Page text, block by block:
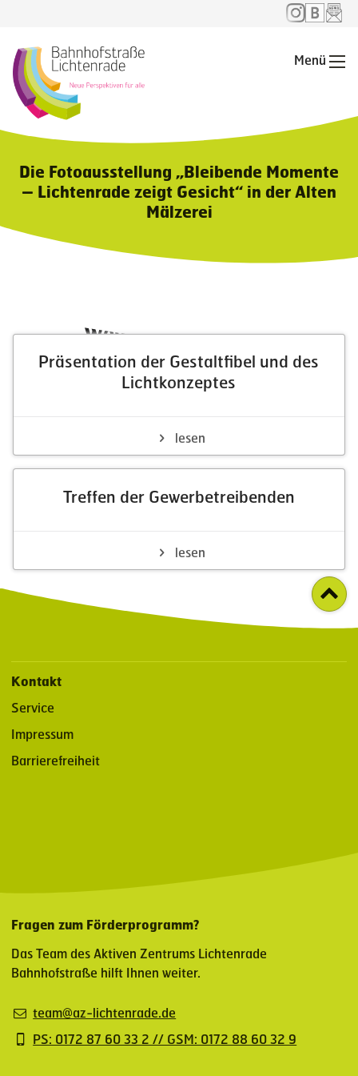
Menü
Die Fotoausstellung „Bleibende Momente
– Lichtenrade zeigt Gesicht“ in der Alten
Mälzerei
Weitere Neuigkeiten
Präsentation der Gestaltfibel und des
Lichtkonzeptes
lesen
Treffen der Gewerbetreibenden
lesen
Kontakt
Service
Impressum
Barrierefreiheit
Fragen zum Förderprogramm?
Das Team des Aktiven Zentrums Lichtenrade
Bahnhofstraße hilft Ihnen weiter.
team@az-lichtenrade.de
PS: 0172 87 60 33 2 // GSM: 0172 88 60 32 9